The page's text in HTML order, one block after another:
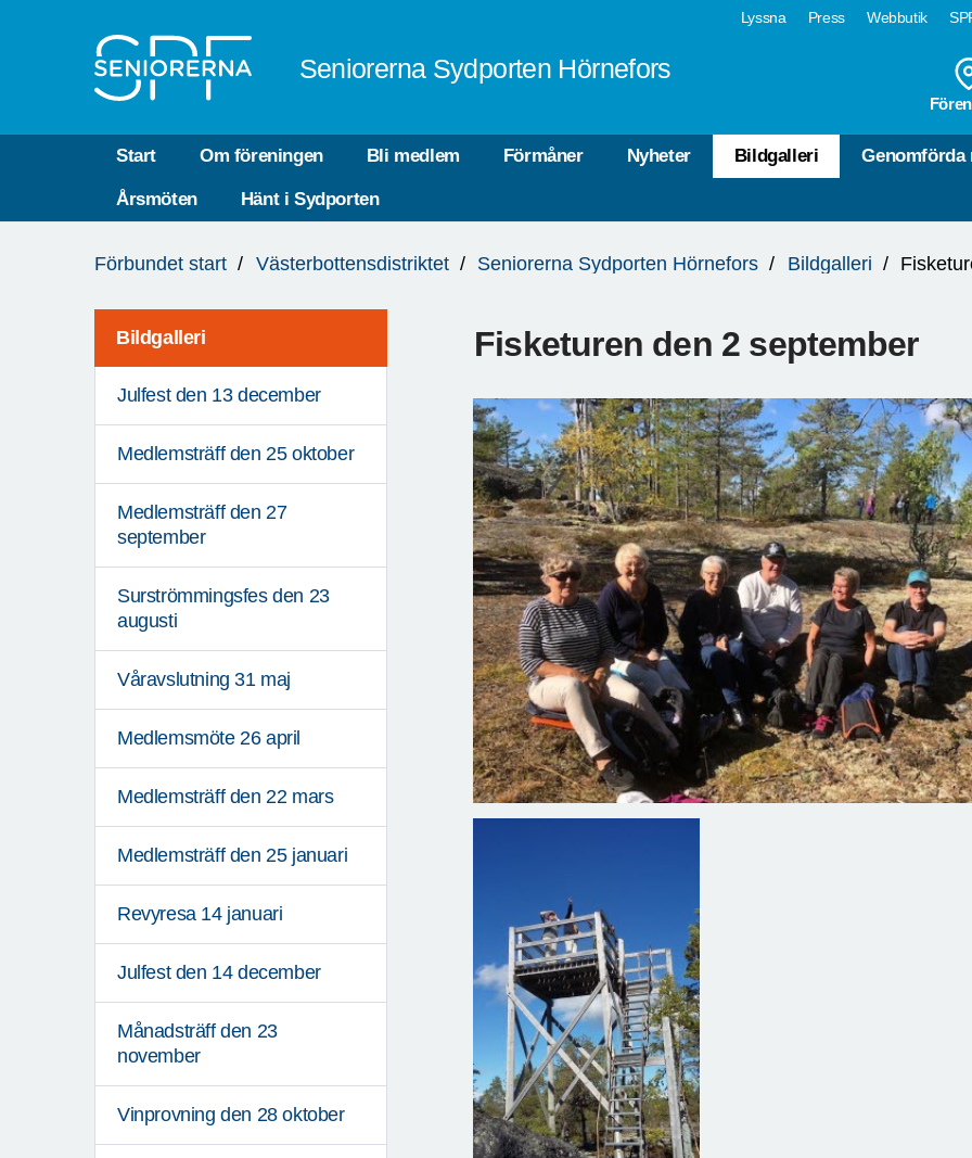
Lyssna Press Webbutik
Seniorerna Sydporten Hörnefors
Start Om föreningen Bli medlem Förmåner Nyheter Bildgalleri Genomförda
Årsmöten Hänt i Sydporten
är
Förbundet start Västerbottensdistriktet Seniorerna Sydporten Hörnefors Bildgalleri
Bildgalleri
Julfest den 13 december
Medlemsträff den 25 oktober
Medlemsträff den 27
september
Surströmmingsfes den 23
augusti
Våravslutning 31 maj
Medlemsmöte 26 april
Medlemsträff den 22 mars
Medlemsträff den 25 januari
Revyresa 14 januari
Julfest den 14 december
Månadsträff den 23
november
Vinprovning den 28 oktober
Fisketuren den 2 september